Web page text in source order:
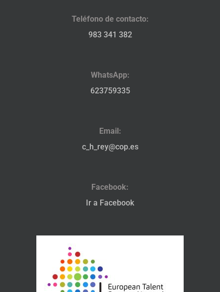
Teléfono de contacto:
983 341 382
WhatsApp:
623759335
Email:
c_h_rey@cop.es
Facebook:
Ir a Facebook